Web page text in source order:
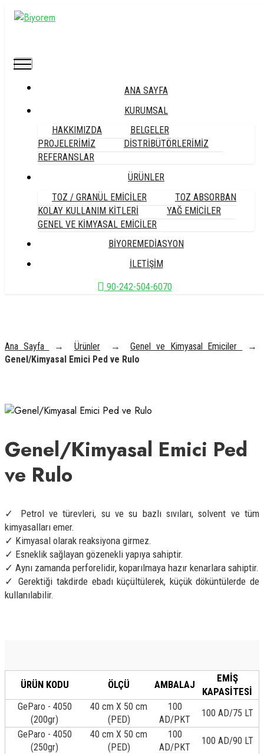
ANA SAYFA
KURUMSAL
HAKKIMIZDA
BELGELER
PROJELERİMİZ
DİSTRİBÜTÖRLERİMİZ
REFERANSLAR
ÜRÜNLER
TOZ / GRANÜL EMİCİLER
TOZ ABSORBAN
KOLAY KULLANIM KİTLERİ
YAĞ EMİCİLER
GENEL VE KİMYASAL EMİCİLER
BİYOREMEDİASYON
İLETİŞİM
90-242-504-6070
GENEL VE KİMYASAL
EMİCİLER
Ana Sayfa → Ürünler→Genel ve Kimyasal Emiciler
→
Genel/Kimyasal Emici Ped ve Rulo
Genel/Kimyasal Emici Ped
ve Rulo
✓ Petrol ve türevleri, su ve su bazlı sıvıları, solvent ve tüm
kimyasalları emer.
✓ Kimyasal olarak reaksiyona girmez.
✓ Esneklik sağlayan gözenekli yapıya sahiptir.
✓ Aynı zamanda perforelidir, koparılmaya hazır kenarlara sahiptir.
✓ Gerektiği takdirde ebadı küçültülerek, küçük döküntülerde de
kullanılabilir.
ÜRÜN KODU ÖLÇÜ AMBALAJ
EMİŞ
KAPASİTESİ
GeParo - 4050
(200gr)
40 cm X 50 cm
(PED)
100
AD/PKT
100 AD/75 LT
GeParo - 4050
(250gr)
40 cm X 50 cm
(PED)
100
AD/PKT
100 AD/90 LT